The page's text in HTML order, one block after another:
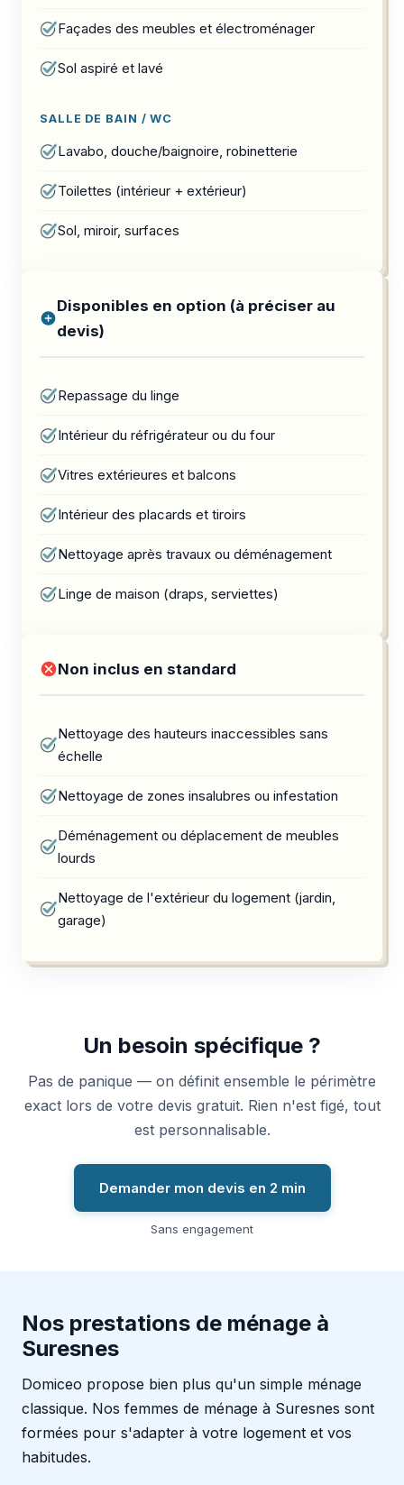
Façades des meubles et électroménager
Sol aspiré et lavé
SALLE DE BAIN / WC
Lavabo, douche/baignoire, robinetterie
Toilettes (intérieur + extérieur)
Sol, miroir, surfaces
Disponibles en option (à préciser au
devis)
Repassage du linge
Intérieur du réfrigérateur ou du four
Vitres extérieures et balcons
Intérieur des placards et tiroirs
Nettoyage après travaux ou déménagement
Linge de maison (draps, serviettes)
Non inclus en standard
Nettoyage des hauteurs inaccessibles sans
échelle
Nettoyage de zones insalubres ou infestation
Déménagement ou déplacement de meubles
lourds
Nettoyage de l'extérieur du logement (jardin,
garage)
Un besoin spécifique ?
Pas de panique — on définit ensemble le périmètre
exact lors de votre devis gratuit. Rien n'est figé, tout
est personnalisable.
Demander mon devis en 2 min
Sans engagement
Nos prestations de ménage à
Suresnes
Domiceo propose bien plus qu'un simple ménage
classique. Nos femmes de ménage à Suresnes sont
formées pour s'adapter à votre logement et vos
habitudes.